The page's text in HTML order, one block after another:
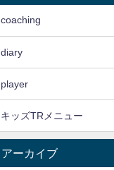
coaching
diary
player
キッズTRメニュー
アーカイブ